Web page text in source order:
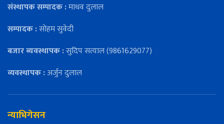
संस्थापक सम्पादक :माधव दुलाल
सम्पादक :सोहम सुवेदी
बजार ब्यवस्थापक :सुदिप सत्याल (9861629077)
व्यवस्थापक :अर्जुन दुलाल
न्याभिगेसन